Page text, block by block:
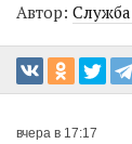
Автор:
вчера в 17:17